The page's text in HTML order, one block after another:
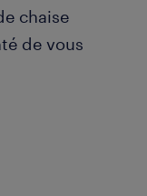
chaise
de vous